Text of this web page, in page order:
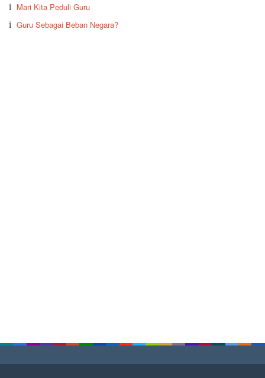
Mari Kita Peduli Guru
Guru Sebagai Beban Negara?